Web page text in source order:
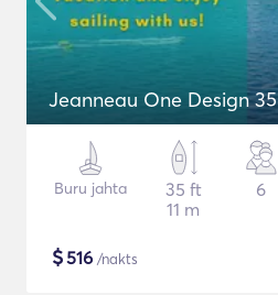
Jeanneau One Design 35
Buru jahta
35 ft
11 m
6
$516 /nakts